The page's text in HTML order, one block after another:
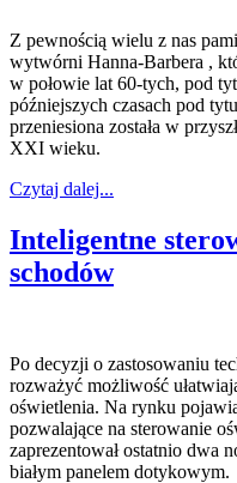
Z pewnością wielu z nas
wytwórni Hanna-Barbera ,
w połowie lat 60-tych, pod
późniejszych czasach pod
przeniesiona została w
XXI wieku.
Czytaj dalej...
Inteligentne
schodów
Po decyzji o zastosowaniu
rozważyć możliwość
oświetlenia. Na rynku
pozwalające na sterowanie
zaprezentował ostatnio dwa
białym panelem dotykowym.